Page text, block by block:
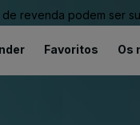
revenda podem ser
Favoritos Os